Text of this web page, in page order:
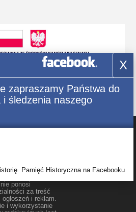
Kwartalnik „Głos
prawa
w obwodzie
ponosi
za treść
ogłoszeń i reklam.
i wykorzystanie
X
zapraszamy Państwa do
i śledzenia naszego
Pamięć Historyczna na Facebooku